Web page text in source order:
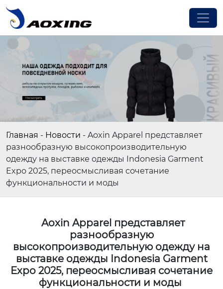
Главная - Новости - Aoxin Apparel представляет
разнообразную высокопроизводительную
одежду на выставке одежды Indonesia Garment
Expo 2025, переосмысливая сочетание
функциональности и моды
Aoxin Apparel представляет
разнообразную
высокопроизводительную одежду на
выставке одежды Indonesia Garment
Expo 2025, переосмысливая сочетание
функциональности и моды